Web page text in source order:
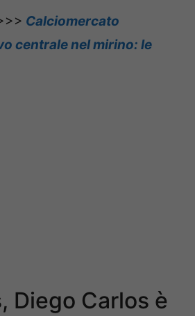
Calciomercato
centrale nel mirino: le
Diego Carlos è